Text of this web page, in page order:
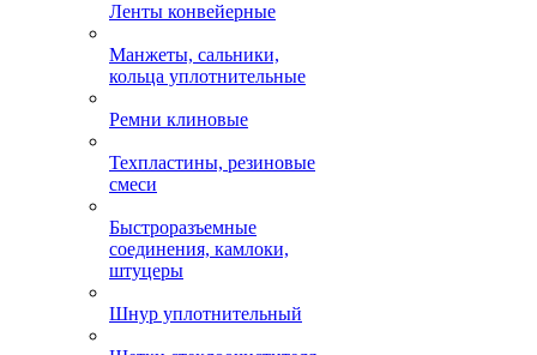
Ленты конвейерные
Манжеты, сальники,
кольца уплотнительные
Ремни клиновые
Техпластины, резиновые
смеси
Быстроразъемные
соединения, камлоки,
штуцеры
Шнур уплотнительный